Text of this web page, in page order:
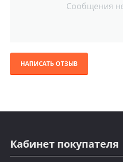
Сообщения
НАПИСАТЬ ОТЗЫВ
Кабинет покупателя